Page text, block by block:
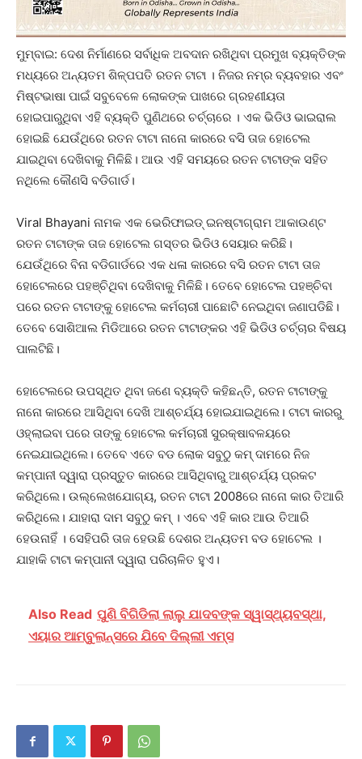
ମୁମ୍ବାଇ: ଦେଶ ନିର୍ମାଣରେ ସର୍ବାଧିକ ଅବଦାନ ରଖିଥିବା ପ୍ରମୁଖ ବ୍ୟକ୍ତିଙ୍କ
ମଧ୍ୟରେ ଅନ୍ୟତମ ଶିଳ୍ପପତି ରତନ ଟାଟା । ନିଜର ନମ୍ର ବ୍ୟବହାର ଏବଂ
ମିଷ୍ଟଭାଷା ପାଇଁ ସବୁବେଳେ ଲୋକଙ୍କ ପାଖରେ ଗ୍ରହଣୀୟତା
ହୋଇପାରୁଥିବା ଏହି ବ୍ୟକ୍ତି ପୁଣିଥରେ ଚର୍ଚ୍ଚାରେ । ଏକ ଭିଡିଓ ଭାଇରାଲ
ହୋଇଛି ଯେଉଁଥିରେ ରତନ ଟାଟା ନାନୋ କାରରେ ବସି ତାଜ ହୋଟେଲ
ଯାଇଥିବା ଦେଖିବାକୁ ମିଳିଛି। ଆଉ ଏହି ସମୟରେ ରତନ ଟାଟାଙ୍କ ସହିତ
ନଥିଲେ କୌଣସି ବଡିଗାର୍ଡ।
Viral Bhayani ନାମକ ଏକ ଭେରିଫାଇଡ୍ ଇନଷ୍ଟାଗ୍ରାମ ଆକାଉଣ୍ଟ
ରତନ ଟାଟାଙ୍କ ତାଜ ହୋଟେଲ ଗସ୍ତର ଭିଡିଓ ସେୟାର କରିଛି।
ଯେଉଁଥିରେ ବିନା ବଡିଗାର୍ଡରେ ଏକ ଧଳା କାରରେ ବସି ରତନ ଟାଟା ତାଜ
ହୋଟେଲରେ ପହଞ୍ଚିଥିବା ଦେଖିବାକୁ ମିଳିଛି। ତେବେ ହୋଟେଲ ପହଞ୍ଚିବା
ପରେ ରତନ ଟାଟାଙ୍କୁ ହୋଟେଲ କର୍ମଚାରୀ ପାଛୋଟି ନେଇଥିବା ଜଣାପଡିଛି।
ତେବେ ସୋଶିଆଲ ମିଡିଆରେ ରତନ ଟାଟାଙ୍କର ଏହି ଭିଡିଓ ଚର୍ଚ୍ଚାର ବିଷୟ
ପାଲଟିଛି।
ହୋଟେଲରେ ଉପସ୍ଥିତ ଥିବା ଜଣେ ବ୍ୟକ୍ତି କହିଛନ୍ତି, ରତନ ଟାଟାଙ୍କୁ
ନାନୋ କାରରେ ଆସିଥିବା ଦେଖି ଆଶ୍ଚର୍ଯ୍ୟ ହୋଇଯାଇଥିଲେ। ଟାଟା କାରରୁ
ଓହ୍ଲାଇବା ପରେ ତାଙ୍କୁ ହୋଟେଲ କର୍ମଚାରୀ ସୁରକ୍ଷାବଳୟରେ
ନେଇଯାଇଥିଲେ। ତେବେ ଏତେ ବଡ ଲୋକ ସବୁଠୁ କମ୍ ଦାମରେ ନିଜ
କମ୍ପାନୀ ଦ୍ୱାରା ପ୍ରସ୍ତୁତ କାରରେ ଆସିଥିବାରୁ ଆଶ୍ଚର୍ଯ୍ୟ ପ୍ରକଟ
କରିଥିଲେ। ଉଲ୍ଲେଖଯୋଗ୍ୟ, ରତନ ଟାଟା 2008ରେ ନାନୋ କାର ତିଆରି
କରିଥିଲେ। ଯାହାରା ଦାମ ସବୁଠୁ କମ୍ । ଏବେ ଏହି କାର ଆଉ ତିଆରି
ହେଉନାହିଁ । ସେହିପରି ତାଜ ହେଉଛି ଦେଶର ଅନ୍ୟତମ ବଡ ହୋଟେଲ ।
ଯାହାକି ଟାଟା କମ୍ପାନୀ ଦ୍ୱାରା ପରିଚାଳିତ ହୁଏ।
Also Read ପୁଣି ବିଗିଡିଲା ଲାଲୁ ଯାଦବଙ୍କ ସ୍ୱାସ୍ଥ୍ୟବସ୍ଥା,
ଏୟାର ଆମ୍ବୁଲାନ୍ସରେ ଯିବେ ଦିଲ୍ଲୀ ଏମ୍ସ